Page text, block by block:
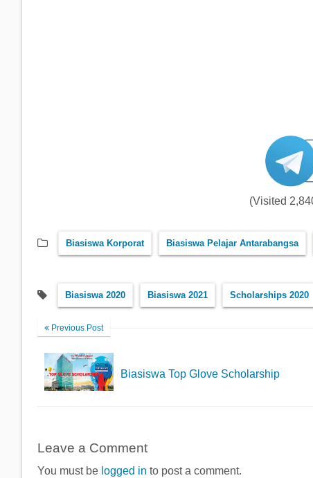
(Visited
Biasiswa Korporat Biasiswa Pelajar Antarabangsa
Biasiswa 2020 Biasiswa 2021 Scholarships 2020
Previous Post
Biasiswa Top Glove Scholarship
Leave a Comment
You must be logged in to post a comment.